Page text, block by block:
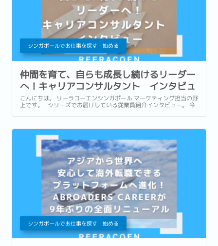
シンガポールでお仕事を探す・始める
仲間を育て、自らも成長し続けるリーダー
へ！キャリアコンサルタント インタビュ
ー
こんにちは。 リーラコーエンシンガポール マーケティング担当の野
上です。 シリーズでお届けしている従業員紹介インタビュー。 今
チームのマネージャーとして活躍するRadzi Barian Arlandito (通
シンガポールでお仕事を探す・始める